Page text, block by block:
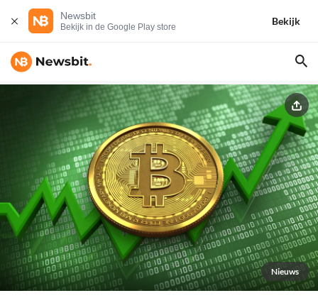
Newsbit
Bekijk in de Google Play store
Bekijk
Nieuws